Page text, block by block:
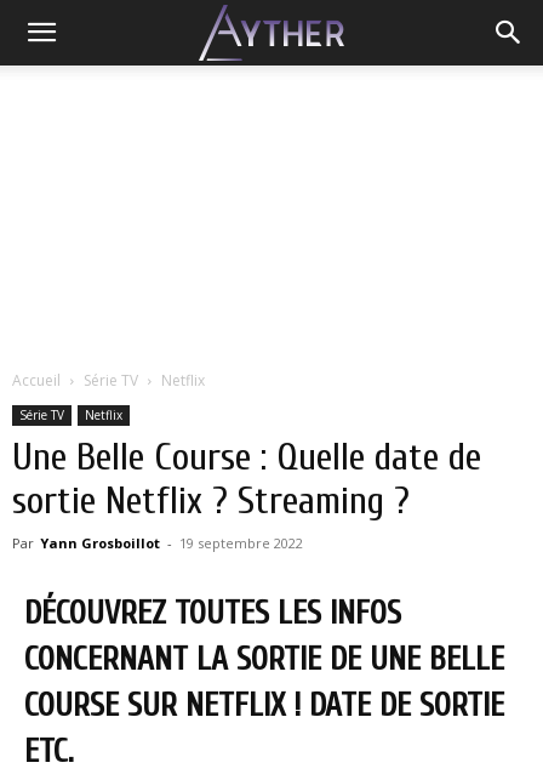
Accueil Série TV Netflix
Série TV Netflix
Une Belle Course : Quelle date de
sortie Netflix ? Streaming ?
Par Yann Grosboillot - 19 septembre 2022
DÉCOUVREZ TOUTES LES INFOS
CONCERNANT LA SORTIE DE UNE BELLE
COURSE SUR NETFLIX ! DATE DE SORTIE
ETC.